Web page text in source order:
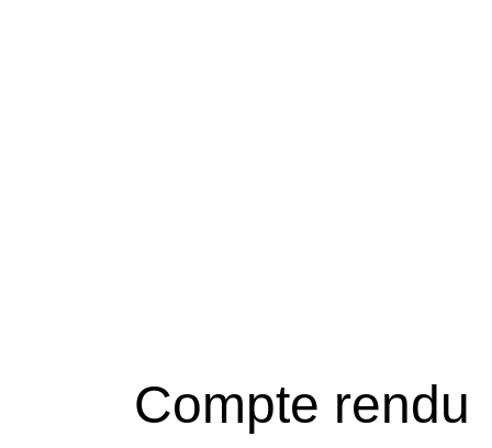
Compte rendu